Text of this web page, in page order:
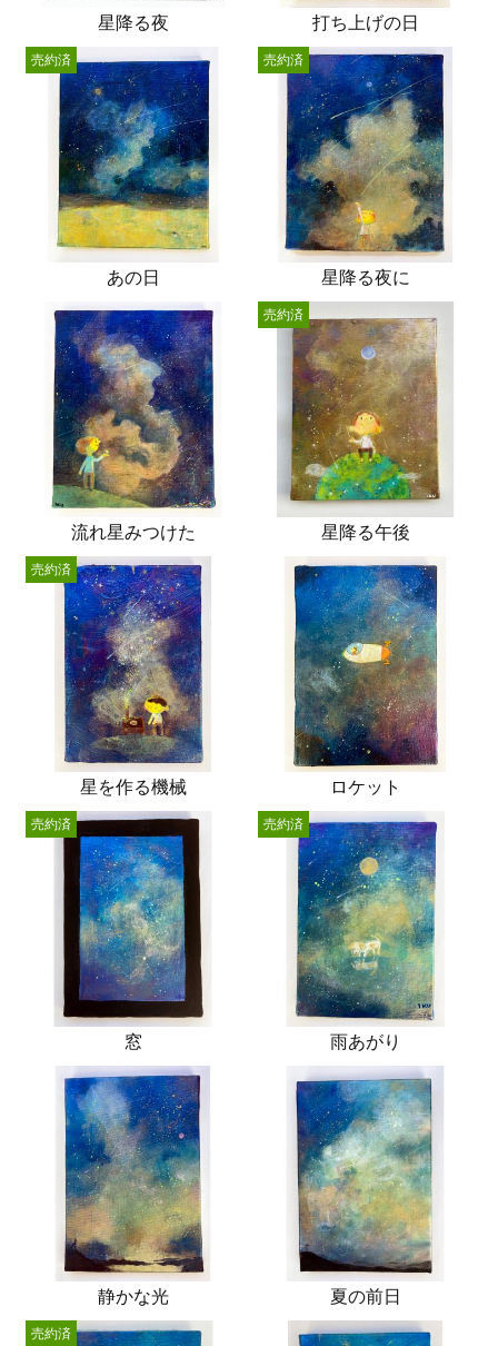
星降る夜 打ち上げの日
あの日
売約済
星降る夜に
売約済
流れ星みつけた 星降る午後
売約済
星を作る機械
売約済
ロケット
窓
売約済
雨あがり
売約済
静かな光 夏の前日
売約済